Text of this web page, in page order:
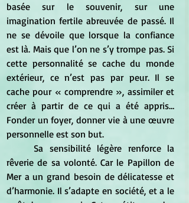
basée sur le souvenir, sur une
imagination fertile abreuvée de passé. Il
ne se dévoile que lorsque la confiance
est là. Mais que l’on ne s’y trompe pas. Si
cette personnalité se cache du monde
extérieur, ce n’est pas par peur. Il se
cache pour « comprendre », assimiler et
créer à partir de ce qui a été appris…
Fonder un foyer, donner vie à une œuvre
personnelle est son but.
rêverie de sa volonté. Car le Papillon de
Mer a un grand besoin de délicatesse et
d’harmonie. Il s’adapte en société, et a le